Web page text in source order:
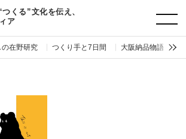
くる”文化を伝え、
ア
の在野研究 つくり手と7日間 大阪納品物語
精